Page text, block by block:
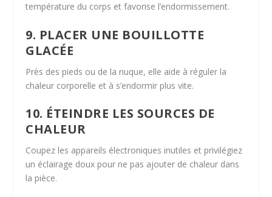
température du corps et favorise l’endormissement.
9. PLACER UNE BOUILLOTTE
GLACÉE
Près des pieds ou de la nuque, elle aide à réguler la
chaleur corporelle et à s’endormir plus vite.
10. ÉTEINDRE LES SOURCES DE
CHALEUR
Coupez les appareils électroniques inutiles et privilégiez
un éclairage doux pour ne pas ajouter de chaleur dans
la pièce.